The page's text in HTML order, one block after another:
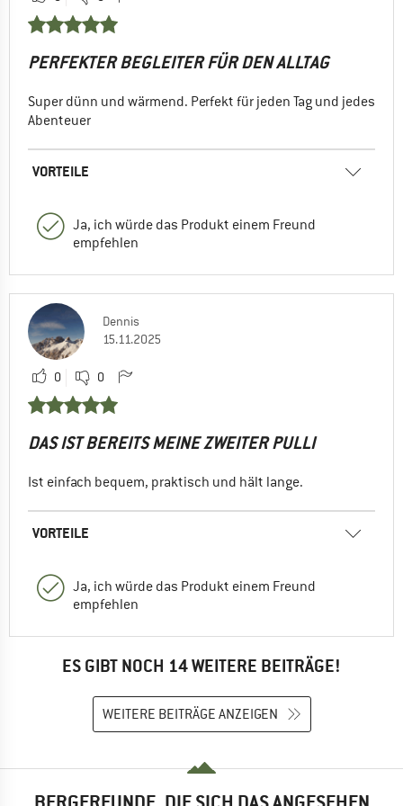
PERFEKTER BEGLEITER FÜR DEN ALLTAG
Super dünn und wärmend. Perfekt für jeden Tag und jedes
Abenteuer
VORTEILE
Ja, ich würde das Produkt einem Freund
empfehlen
Dennis
15.11.2025
0 0
DAS IST BEREITS MEINE ZWEITER PULLI
Ist einfach bequem, praktisch und hält lange.
VORTEILE
Ja, ich würde das Produkt einem Freund
empfehlen
ES GIBT NOCH 14 WEITERE BEITRÄGE!
WEITERE BEITRÄGE ANZEIGEN